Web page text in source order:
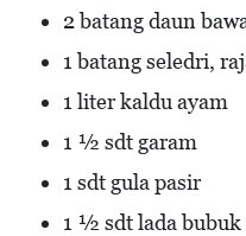
2 batang daun
1 batang seledri,
1 liter kaldu ayam
1 1⁄2 sdt garam
1 sdt gula pasir
1 1⁄2 sdt lada bubuk